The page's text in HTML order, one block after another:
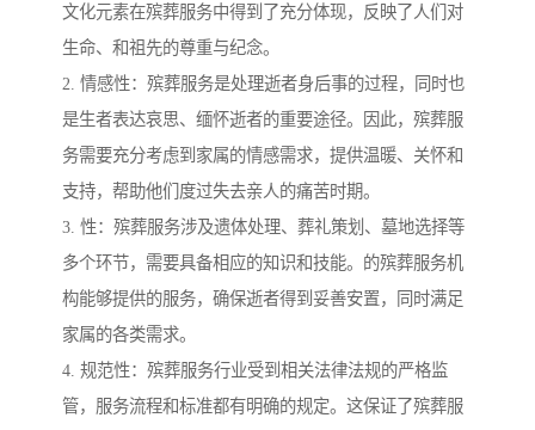
文化元素在殡葬服务中得到了充分体现，反映了人们对
生命、和祖先的尊重与纪念。
2. 情感性：殡葬服务是处理逝者身后事的过程，同时也
是生者表达哀思、缅怀逝者的重要途径。因此，殡葬服
务需要充分考虑到家属的情感需求，提供温暖、关怀和
支持，帮助他们度过失去亲人的痛苦时期。
3. 性：殡葬服务涉及遗体处理、葬礼策划、墓地选择等
多个环节，需要具备相应的知识和技能。的殡葬服务机
构能够提供的服务，确保逝者得到妥善安置，同时满足
家属的各类需求。
4. 规范性：殡葬服务行业受到相关法律法规的严格监
管，服务流程和标准都有明确的规定。这保证了殡葬服